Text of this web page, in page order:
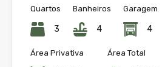
Quartos
3
Banheiros
4
Garagem
4
Área Privativa Área Total